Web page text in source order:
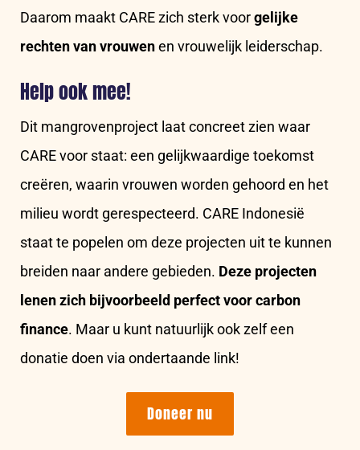
Daarom maakt CARE zich sterk voorgelijke
rechten van vrouwenen vrouwelijk leiderschap.
Help ook mee!
Dit mangrovenproject laat concreet zien waar
CARE voor staat: een gelijkwaardige toekomst
creëren, waarin vrouwen worden gehoord en het
milieu wordt gerespecteerd. CARE Indonesië
staat te popelen om deze projecten uit te kunnen
breiden naar andere gebieden. Deze projecten
lenen zich bijvoorbeeld perfect voor carbon
finance. Maar u kunt natuurlijk ook zelf een
donatie doen via ondertaande link!
Doneer nu